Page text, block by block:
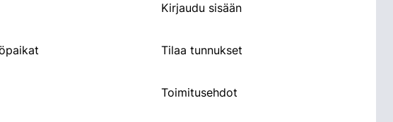
Kirjaudu sisään
Tilaa tunnukset
Toimitusehdot